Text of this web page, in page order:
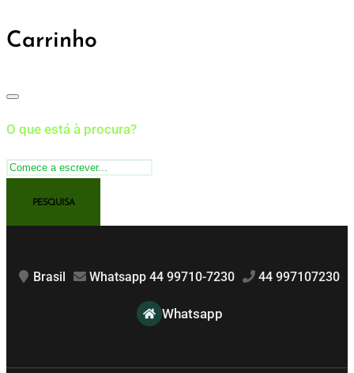
Carrinho
O que está à procura?
Brasil Whatsapp 44 99710-7230 44 997107230
Whatsapp